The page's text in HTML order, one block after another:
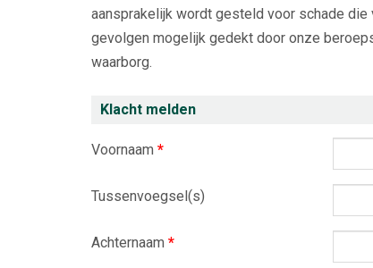
aansprakelijk wordt gesteld voor schade
gevolgen mogelijk gedekt door onze
waarborg.
Klacht melden
Voornaam *
Tussenvoegsel(s)
Achternaam *